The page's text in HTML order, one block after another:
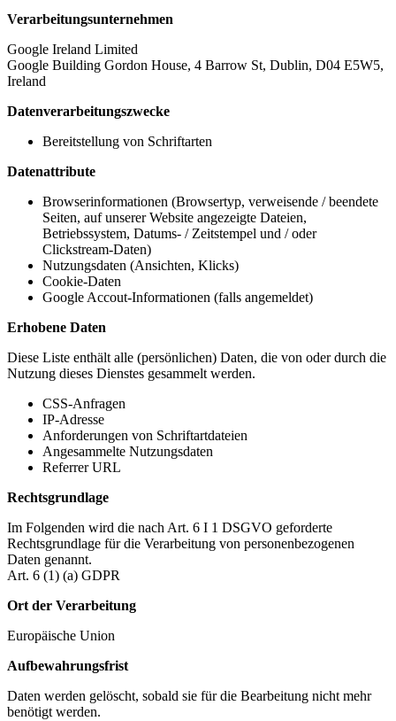
Verarbeitungsunternehmen
Google Ireland Limited
Google Building Gordon House, 4 Barrow St, Dublin, D04 E5W5,
Ireland
Datenverarbeitungszwecke
Bereitstellung von Schriftarten
Datenattribute
Browserinformationen (Browsertyp, verweisende / beendete
Seiten, auf unserer Website angezeigte Dateien,
Betriebssystem, Datums- / Zeitstempel und / oder
Clickstream-Daten)
Nutzungsdaten (Ansichten, Klicks)
Cookie-Daten
Google Accout-Informationen (falls angemeldet)
Erhobene Daten
Diese Liste enthält alle (persönlichen) Daten, die von oder durch die
Nutzung dieses Dienstes gesammelt werden.
CSS-Anfragen
IP-Adresse
Anforderungen von Schriftartdateien
Angesammelte Nutzungsdaten
Referrer URL
Rechtsgrundlage
Im Folgenden wird die nach Art. 6 I 1 DSGVO geforderte
Rechtsgrundlage für die Verarbeitung von personenbezogenen
Daten genannt.
Art. 6 (1) (a) GDPR
Ort der Verarbeitung
Europäische Union
Aufbewahrungsfrist
Daten werden gelöscht, sobald sie für die Bearbeitung nicht mehr
benötigt werden.